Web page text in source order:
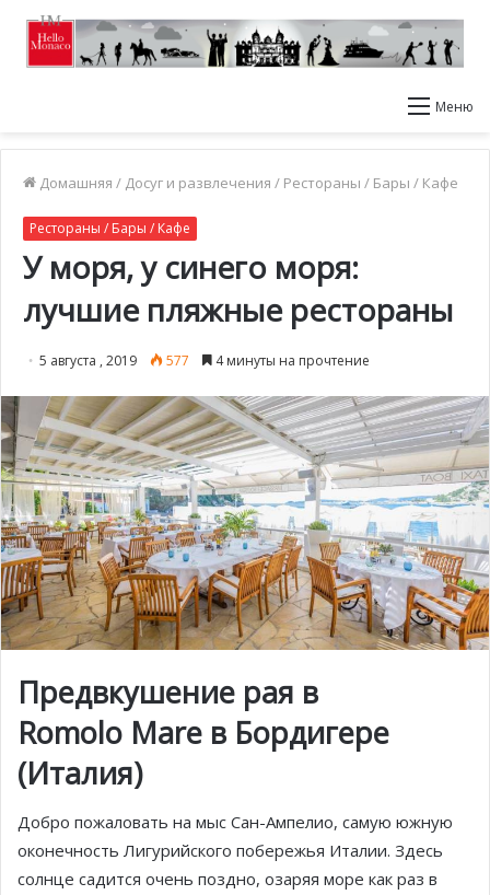
Меню
Домашняя / Досуг и развлечения / Рестораны / Бары / Кафе
Рестораны / Бары / Кафе
У моря, у синего моря:
лучшие пляжные рестораны
5 августа , 2019 577 4 минуты на прочтение
Предвкушение рая в
Romolo Mare в Бордигере
(Италия)
Добро пожаловать на мыс Сан-Ампелио, самую южную
оконечность Лигурийского побережья Италии. Здесь
солнце садится очень поздно, озаряя море как раз в